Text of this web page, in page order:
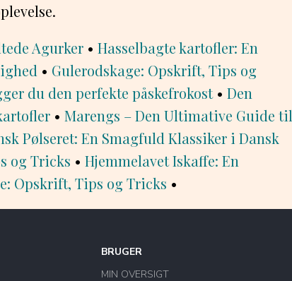
Agurker • Hasselbagte kartofler: En
• Gulerodskage: Opskrift, Tips og
du den perfekte påskefrokost• Den
• Marengs – Den Ultimative Guide til
Pølseret: En Smagfuld Klassiker i Dansk
og Tricks • Hjemmelavet Iskaffe: En
Opskrift, Tips og Tricks •
BRUGER
MIN OVERSIGT